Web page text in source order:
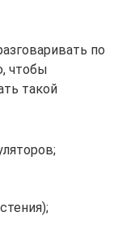
по
чтобы
такой